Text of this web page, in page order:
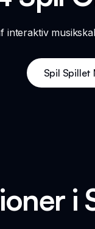
interaktiv
Spil Spillet
i